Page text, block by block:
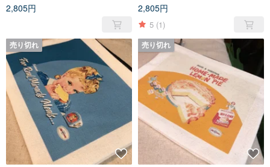
2,805円 2,805円
5 (1)
売り切れ 売り切れ